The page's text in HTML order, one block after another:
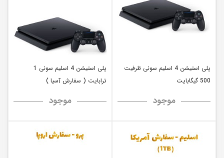
پلی استیشن 4 اسلیم سونی ظرفیت
500 گیگابایت
موجود
پلی استیشن 4 اسلیم سونی 1
ترابایت ( سفارش آسیا )
موجود